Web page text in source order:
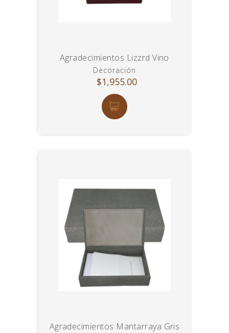
Agradecimientos Lizzrd Vino
Decoración
$1,955.00
Agradecimientos Mantarraya Gris